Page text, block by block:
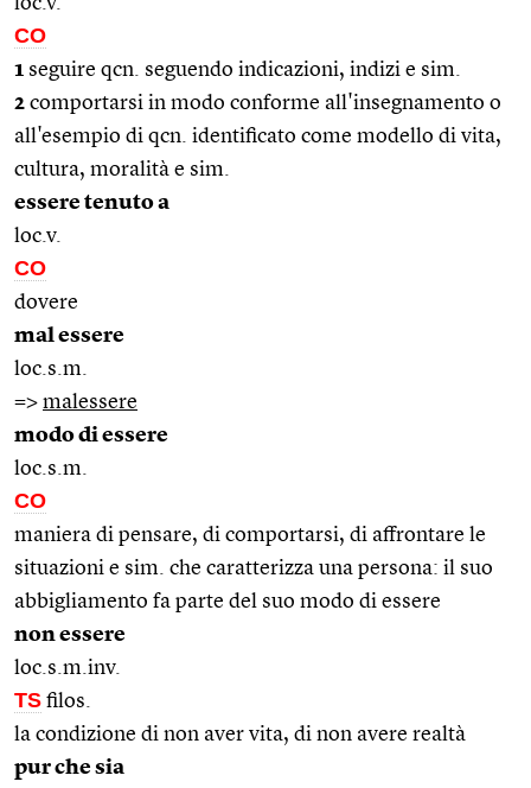
CO
1 seguire qcn. seguendo indicazioni, indizi e sim.
2 comportarsi in modo conforme all'insegnamento o
all'esempio di qcn. identificato come modello di vita,
cultura, moralità e sim.
essere tenuto a
loc.v.
CO
dovere
mal essere
loc.s.m.
=> malessere
modo di essere
loc.s.m.
CO
maniera di pensare, di comportarsi, di affrontare le
situazioni e sim. che caratterizza una persona: il suo
abbigliamento fa parte del suo modo di essere
non essere
loc.s.m.inv.
TS filos.
la condizione di non aver vita, di non avere realtà
pur che sia